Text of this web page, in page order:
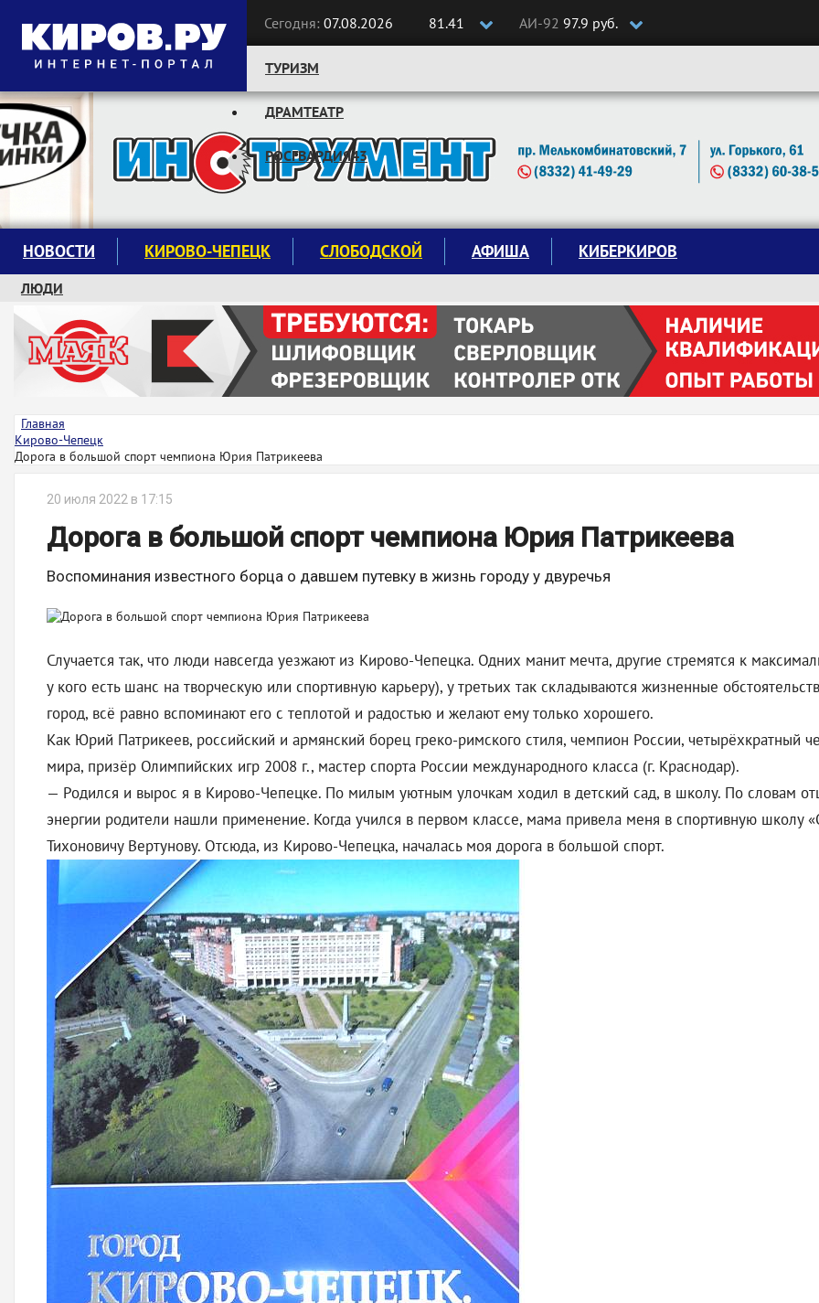
Сегодня: 07.08.2026 81.41 АИ-92 97.9 руб.
Следите за новостями:
ТУРИЗМ
ДРАМТЕАТР
РОСГВАРДИЯ43
НОВОСТИ КИРОВО-ЧЕПЕЦК СЛОБОДСКОЙ АФИША КИБЕРКИРОВ
ЛЮДИ
КРУЖКИ И СЕКЦИИ
ЗАВОДУ "МАЯК" 85 ЛЕТ
ЭКОЛОГИЯ
Главная
Кирово-Чепецк
Дорога в большой спорт чемпиона Юрия Патрикеева
20 июля 2022 в 17:15
Дорога в большой спорт чемпиона Юрия Патрикеева
Воспоминания известного борца о давшем путевку в жизнь городу у двуречья
Случается так, что люди навсегда уезжают из Кирово-Чепецка. Одних манит мечта, другие стремятся к
у кого есть шанс на творческую или спортивную карьеру), у третьих так складываются жизненные
город, всё равно вспоминают его с теплотой и радостью и желают ему только хорошего.
Как Юрий Патрикеев, российский и армянский борец греко-римского стиля, чемпион России, четырёхкратный
мира, призёр Олимпийских игр 2008 г., мастер спорта России международного класса (г. Краснодар).
— Родился и вырос я в Кирово-Чепецке. По милым уютным улочкам ходил в детский сад, в школу. По словам
энергии родители нашли применение. Когда учился в первом классе, мама привела меня в спортивную школу
Тихоновичу Вертунову. Отсюда, из Кирово-Чепецка, началась моя дорога в большой спорт.